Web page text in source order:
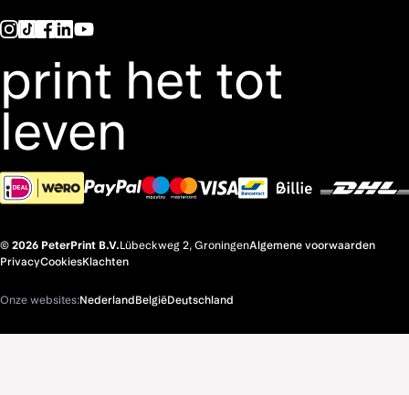
print het tot
leven
© 2026 PeterPrint B.V.Lübeckweg 2, GroningenAlgemene voorwaarden
PrivacyCookiesKlachten
Onze websites:NederlandBelgiëDeutschland